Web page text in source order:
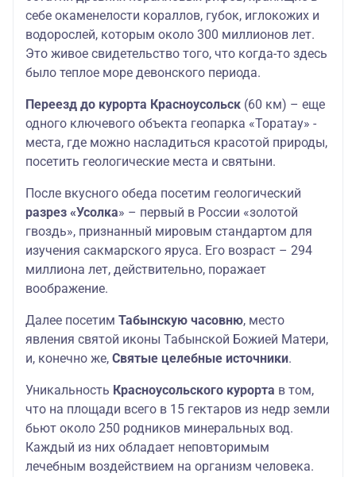
себе окаменелости кораллов, губок, иглокожих и
водорослей, которым около 300 миллионов лет.
Это живое свидетельство того, что когда-то здесь
было теплое море девонского периода.
Переезд до курорта Красноусольск (60 км) – еще
одного ключевого объекта геопарка «Торатау» -
места, где можно насладиться красотой природы,
посетить геологические места и святыни.
После вкусного обеда посетим геологический
разрез «Усолка» – первый в России «золотой
гвоздь», признанный мировым стандартом для
изучения сакмарского яруса. Его возраст – 294
миллиона лет, действительно, поражает
воображение.
Далее посетим Табынскую часовню, место
явления святой иконы Табынской Божией Матери,
и, конечно же, Святые целебные источники.
Уникальность Красноусольского курорта в том,
что на площади всего в 15 гектаров из недр земли
бьют около 250 родников минеральных вод.
Каждый из них обладает неповторимым
лечебным воздействием на организм человека.